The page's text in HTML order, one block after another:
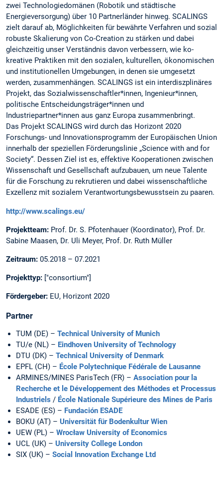
zwei Technologiedomänen (Robotik und städtische
Energieversorgung) über 10 Partnerländer hinweg. SCALINGS
zielt darauf ab, Möglichkeiten für bewährte Verfahren und sozial
robuste Skalierung von Co-Creation zu stärken und dabei
gleichzeitig unser Verständnis davon verbessern, wie ko-
kreative Praktiken mit den sozialen, kulturellen, ökonomischen
und institutionellen Umgebungen, in denen sie umgesetzt
werden, zusammenhängen. SCALINGS ist ein interdiszplinäres
Projekt, das Sozialwissenschaftler*innen, Ingenieur*innen,
politische Entscheidungsträger*innen und
Industriepartner*innen aus ganz Europa zusammenbringt.
Das Projekt SCALINGS wird durch das Horizont 2020
Forschungs- und Innovationsprogramm der Europäischen Union
innerhalb der speziellen Förderungslinie „Science with and for
Society“. Dessen Ziel ist es, effektive Kooperationen zwischen
Wissenschaft und Gesellschaft aufzubauen, um neue Talente
für die Forschung zu rekrutieren und dabei wissenschaftliche
Exzellenz mit sozialem Verantwortungsbewusstsein zu paaren.
http://www.scalings.eu/
Projektteam: Prof. Dr. S. Pfotenhauer (Koordinator), Prof. Dr.
Sabine Maasen, Dr. Uli Meyer, Prof. Dr. Ruth Müller
Zeitraum: 05.2018 – 07.2021
Projekttyp: ["consortium"]
Fördergeber: EU, Horizont 2020
Partner
TUM (DE) – Technical University of Munich
TU/e (NL) – Eindhoven University of Technology
DTU (DK) – Technical University of Denmark
EPFL (CH) – École Polytechnique Fédérale de Lausanne
ARMINES/MINES ParisTech (FR) – Association pour la
Recherche et le Développement des Méthodes et Processus
Industriels / École Nationale Supérieure des Mines de Paris
ESADE (ES) – Fundación ESADE
BOKU (AT) – Universität für Bodenkultur Wien
UEW (PL) – Wrocław University of Economics
UCL (UK) – University College London
SIX (UK) – Social Innovation Exchange Ltd